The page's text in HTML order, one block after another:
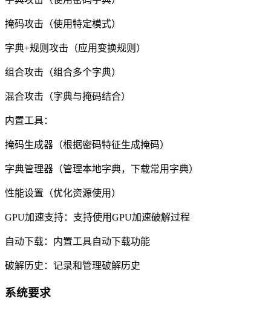
掩码攻击（使用特定模式）
字典+规则攻击（应用变换规则）
组合攻击（组合多个字典）
混合攻击（字典与掩码结合）
内置工具：
掩码生成器（根据密码特征生成掩码）
字典管理器（管理本地字典，下载常用字典）
性能设置（优化资源使用）
GPU加速支持：支持使用GPU加速破解过程
自动下载：内置工具自动下载功能
破解历史：记录和管理破解历史
系统要求